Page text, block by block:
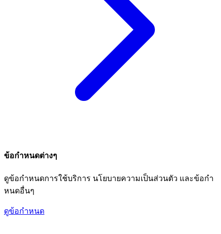
ข้อกำหนดต่างๆ
ดูข้อกำหนดการใช้บริการ นโยบายความเป็นส่วนตัว และข้อกำ
หนดอื่นๆ
ดูข้อกำหนด